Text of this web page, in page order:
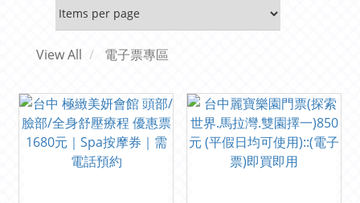
View All 電子票專區